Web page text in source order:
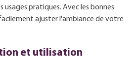
usages pratiques. Avec les bonnes
ajuster l'ambiance de votre
et utilisation